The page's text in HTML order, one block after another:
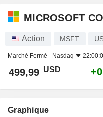
MICROSOFT
Action MSFT
Marché Fermé - Nasdaq
499,99 USD
Graphique